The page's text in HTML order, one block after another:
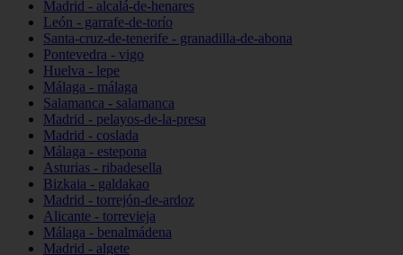
Madrid - alcalá-de-henares
León - garrafe-de-torío
Santa-cruz-de-tenerife - granadilla-de-abona
Pontevedra - vigo
Huelva - lepe
Málaga - málaga
Salamanca - salamanca
Madrid - pelayos-de-la-presa
Madrid - coslada
Málaga - estepona
Asturias - ribadesella
Bizkaia - galdakao
Madrid - torrejón-de-ardoz
Alicante - torrevieja
Málaga - benalmádena
Madrid - algete